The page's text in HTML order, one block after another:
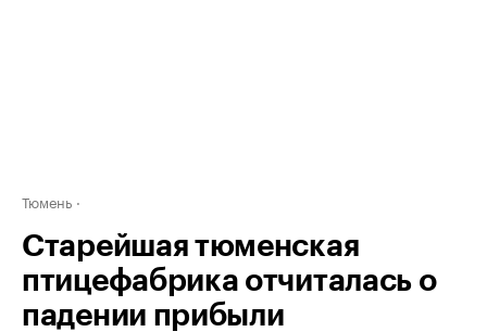
Тюмень
Старейшая тюменская
птицефабрика отчиталась о
падении прибыли